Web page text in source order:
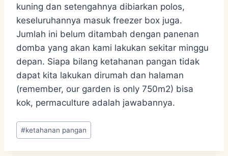
kuning dan setengahnya dibiarkan polos,
keseluruhannya masuk freezer box juga.
Jumlah ini belum ditambah dengan panenan
domba yang akan kami lakukan sekitar minggu
depan. Siapa bilang ketahanan pangan tidak
dapat kita lakukan dirumah dan halaman
(remember, our garden is only 750m2) bisa
kok, permaculture adalah jawabannya.
Post
Tags:
#ketahanan pangan